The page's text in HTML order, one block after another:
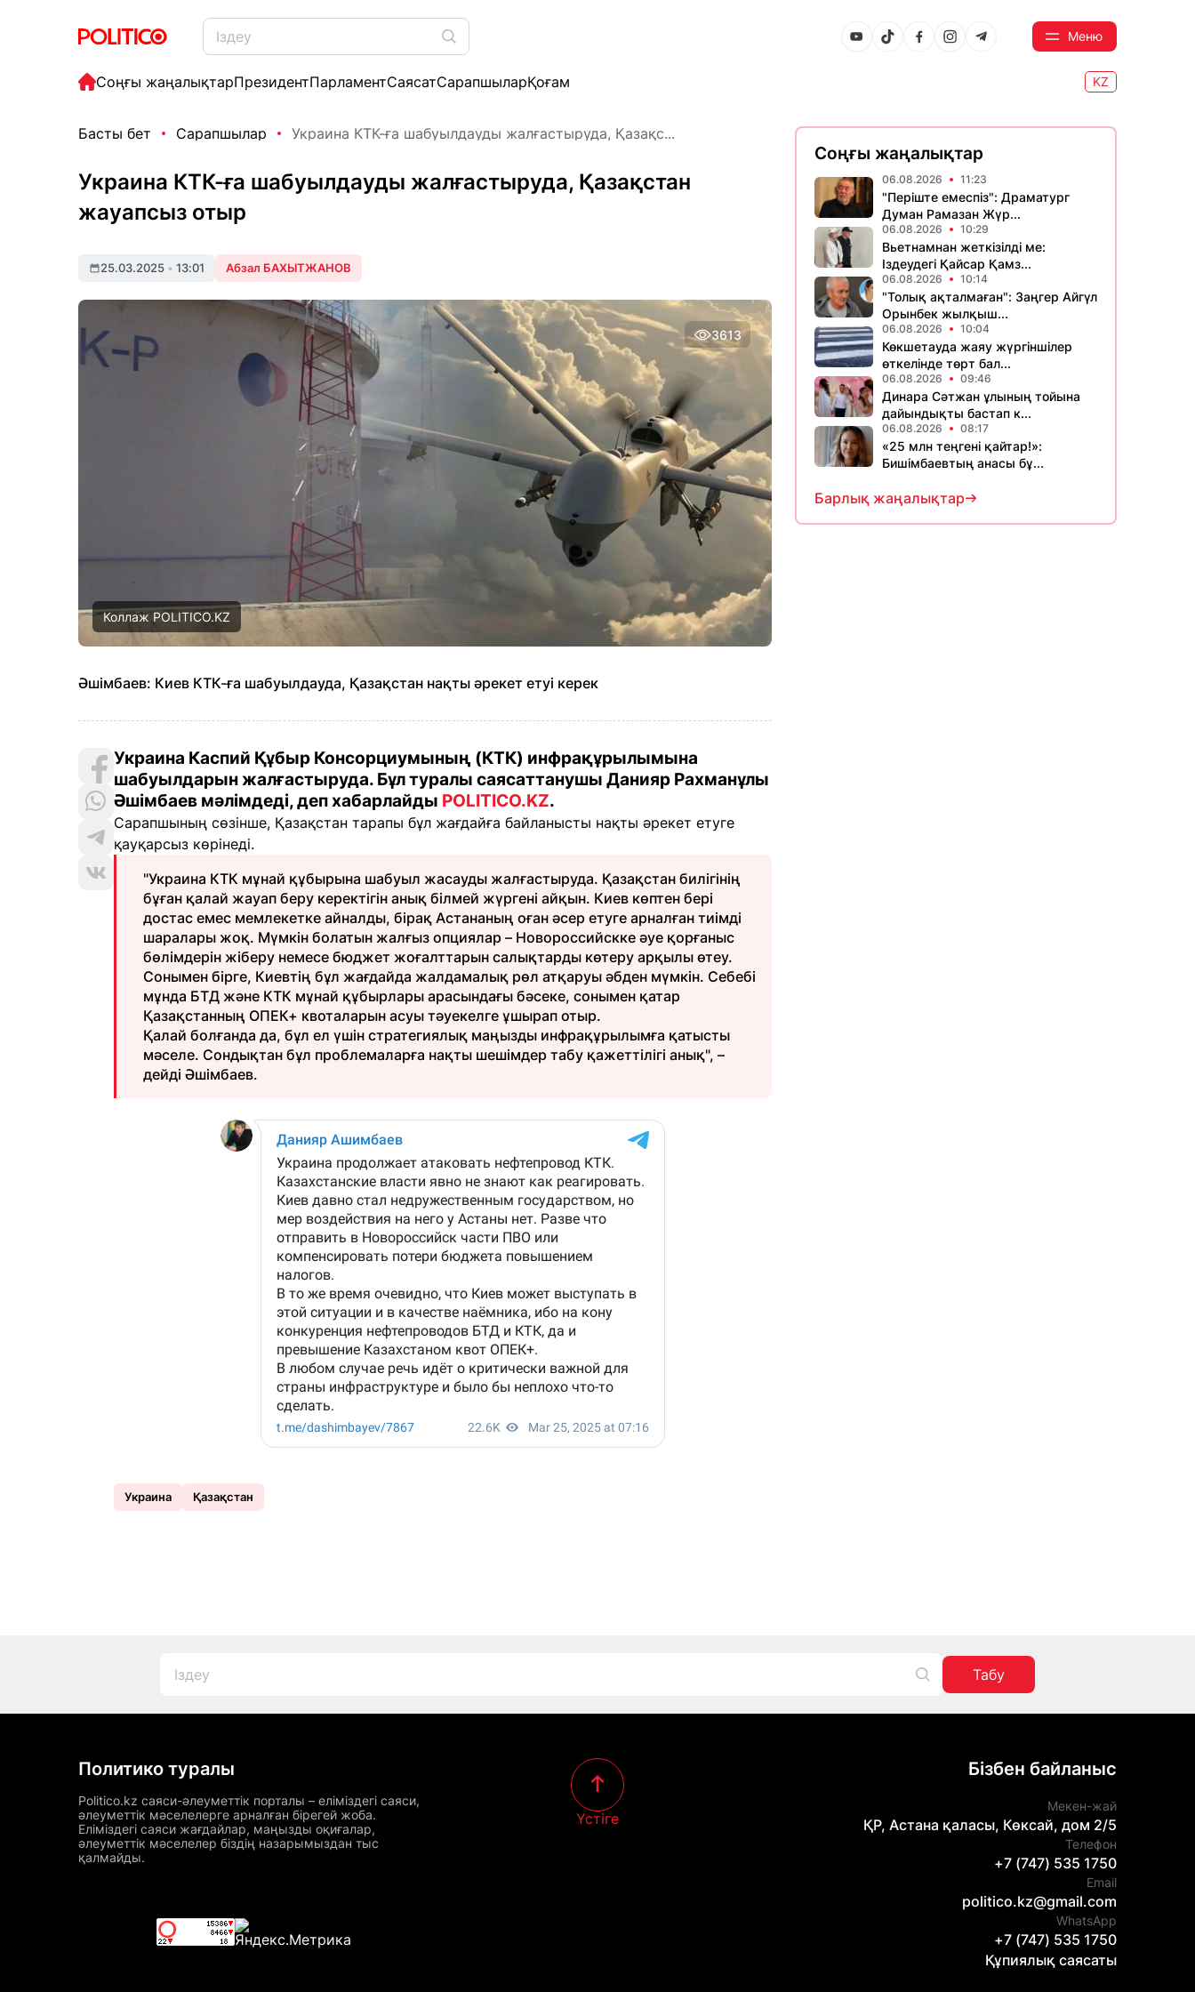
Меню
Соңғы жаңалықтарПрезидентПарламентСаясатСарапшыларҚоғам KZ
Басты бет Сарапшылар Украина КТК-ға шабуылдауды жалғастыруда, Қазақс...
Украина КТК-ға шабуылдауды жалғастыруда, Қазақстан
жауапсыз отыр
25.03.2025 • 13:01 Абзал БАХЫТЖАНОВ
3613
Коллаж POLITICO.KZ
Әшімбаев: Киев КТК-ға шабуылдауда, Қазақстан нақты әрекет етуі керек
Украина Каспий Құбыр Консорциумының (КТК) инфрақұрылымына
шабуылдарын жалғастыруда. Бұл туралы саясаттанушы Данияр Рахманұлы
Әшімбаев мәлімдеді, деп хабарлайды POLITICO.KZ.
Сарапшының сөзінше, Қазақстан тарапы бұл жағдайға байланысты нақты әрекет етуге
қауқарсыз көрінеді.
"Украина КТК мұнай құбырына шабуыл жасауды жалғастыруда. Қазақстан билігінің
бұған қалай жауап беру керектігін анық білмей жүргені айқын. Киев көптен бері
достас емес мемлекетке айналды, бірақ Астананың оған әсер етуге арналған тиімді
шаралары жоқ. Мүмкін болатын жалғыз опциялар – Новороссийскке әуе қорғаныс
бөлімдерін жіберу немесе бюджет жоғалттарын салықтарды көтеру арқылы өтеу.
Сонымен бірге, Киевтің бұл жағдайда жалдамалық рөл атқаруы әбден мүмкін. Себебі
мұнда БТД және КТК мұнай құбырлары арасындағы бәсеке, сонымен қатар
Қазақстанның ОПЕК+ квоталарын асуы тәуекелге ұшырап отыр.
Қалай болғанда да, бұл ел үшін стратегиялық маңызды инфрақұрылымға қатысты
мәселе. Сондықтан бұл проблемаларға нақты шешімдер табу қажеттілігі анық", –
дейді Әшімбаев.
Украина Қазақстан
Соңғы жаңалықтар
06.08.2026 11:23
​"Періште емеспіз": Драматург
Думан Рамазан Жүр...
06.08.2026 10:29
Вьетнамнан жеткізілді ме:
Іздеудегі Қайсар Қамз...
06.08.2026 10:14
"Толық ақталмаған": Заңгер Айгүл
Орынбек жылқыш...
06.08.2026 10:04
Көкшетауда жаяу жүргіншілер
өткелінде төрт бал...
06.08.2026 09:46
Динара Сәтжан ұлының тойына
дайындықты бастап к...
06.08.2026 08:17
«25 млн теңгені қайтар!»:
Бишімбаевтың анасы бұ...
Барлық жаңалықтар
Табу
Политико туралы
Politico.kz саяси-әлеуметтік порталы – еліміздегі саяси,
әлеуметтік мәселелерге арналған бірегей жоба.
Еліміздегі саяси жағдайлар, маңызды оқиғалар,
әлеуметтік мәселелер біздің назарымыздан тыс
қалмайды.
Үстіге
Бізбен байланыс
Мекен-жай
ҚР, Астана қаласы, Көксай, дом 2/5
Телефон
+7 (747) 535 1750
Email
politico.kz@gmail.com
WhatsApp
+7 (747) 535 1750
Құпиялық саясаты